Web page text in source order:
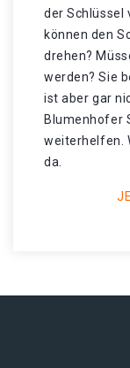
der Schlüssel
können den
drehen?
werden? Sie
ist aber gar
Blumenhofer
weiterhelfen.
da.